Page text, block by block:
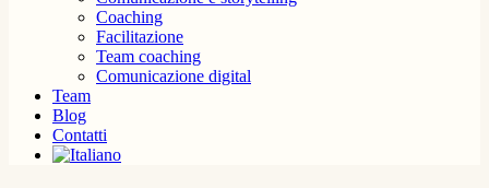
Coaching
Facilitazione
Team coaching
Comunicazione digital
Team
Blog
Contatti